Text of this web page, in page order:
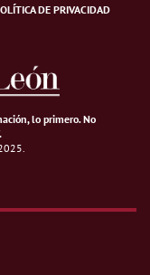
DE PRIVACIDAD
lo primero.No
Discover